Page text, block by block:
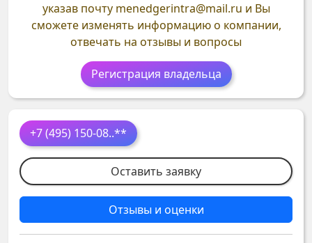
+7 (495) 150-08..**
Оставить заявку
Отзывы и оценки
указав почту menedgerintra@mail.ru и Вы
сможете изменять информацию о компании,
отвечать на отзывы и вопросы
Регистрация владельца